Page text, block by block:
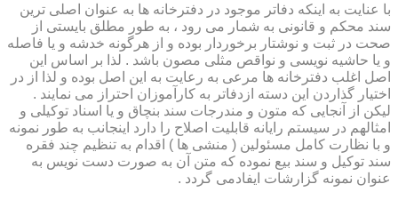
با عنایت به اینکه دفاتر موجود در دفترخانه ها به عنوان اصلی ترین
سند محکم و قانونی به شمار می رود ، به طور مطلق بایستی از
صحت در ثبت و نوشتار برخوردار بوده و از هرگونه خدشه و یا فاصله
و یا حاشیه نویسی و نواقص مثلی مصون باشد . لذا بر اساس این
اصل اغلب دفترخانه ها مرعی به رعایت به این اصل بوده و لذا از در
اختیار گذاردن این دسته ازدفاتر به کارآموزان احتراز می نمایند .
لیکن از آنجایی که متون و مندرجات سند بنچاق و یا اسناد توکیلی و
امثالهم در سیستم رایانه قابلیت اصلاح را دارد اینجانب به طور نمونه
و با نظارت کامل مسئولین ( منشی ها ) اقدام به تنظیم چند فقره
سند توکیل و سند بیع نموده که متن آن به صورت دست نویس به
عنوان نمونه گزارشات ایفادمی گردد .